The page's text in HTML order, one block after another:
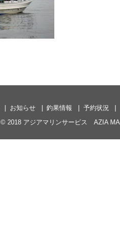
お知らせ 釣果情報
予約状況
© 2018 アジアマリンサービス AZIA